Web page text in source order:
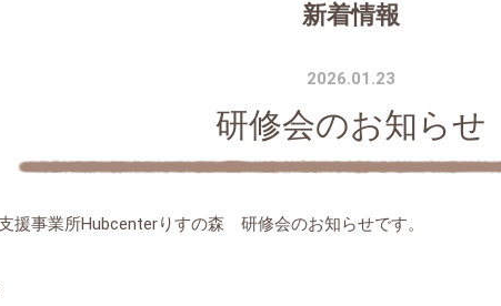
新着情報
2026.01.23
研修会のお知らせ
事業所Hubcenterりすの森 研修会のお知らせです。